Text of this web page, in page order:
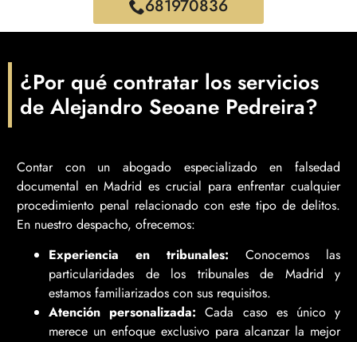
681970836
¿Por qué contratar los servicios
de Alejandro Seoane Pedreira?
Contar con un abogado especializado en falsedad
documental en Madrid es crucial para enfrentar cualquier
procedimiento penal relacionado con este tipo de delitos.
En nuestro despacho, ofrecemos:
Experiencia en tribunales: Conocemos las
particularidades de los tribunales de Madrid y
estamos familiarizados con sus requisitos.
Atención personalizada: Cada caso es único y
merece un enfoque exclusivo para alcanzar la mejor